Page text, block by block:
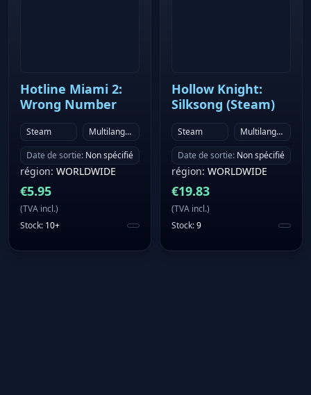
Hotline Miami 2:
Wrong Number
Steam
Multilanguage
Date de sortie: Non spécifié
région: WORLDWIDE
€5.95
(TVA incl.)
Stock: 10+
Hollow Knight:
Silksong (Steam)
Steam
Multilanguage
Date de sortie: Non spécifié
région: WORLDWIDE
€19.83
(TVA incl.)
Stock:9